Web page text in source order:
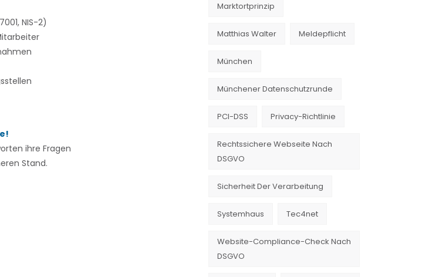
NIS-2)
ihre Fragen
Stand.
Marktortprinzip
Matthias Walter Meldepflicht
München
Münchener Datenschutzrunde
PCI-DSS Privacy-Richtlinie
Rechtssichere Webseite Nach
DSGVO
Sicherheit Der Verarbeitung
Systemhaus Tec4net
Website-Compliance-Check Nach
DSGVO